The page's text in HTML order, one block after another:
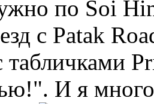
по Soi
с Patak
табличками
И я